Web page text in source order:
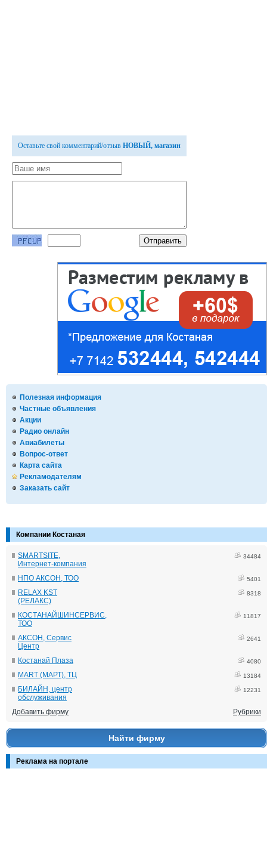
Полезная информация
Частные объявления
Акции
Радио онлайн
Авиабилеты
Вопрос-ответ
Карта сайта
Рекламодателям
Заказать сайт
Компании Костаная
SMARTSITE,
Интернет-компания
34484
НПО АКСОН, ТОО 5401
RELAX KST
(РЕЛАКС)
8318
КОСТАНАЙШИНСЕРВИС,
ТОО
11817
АКСОН, Сервис
Центр
2641
Костанай Плаза 4080
MART (МАРТ), ТЦ 13184
БИЛАЙН, центр
обслуживания
12231
Добавить фирму Рубрики
Найти фирму
Реклама на портале
Оставьте свой комментарий/отзыв НОВЫЙ, магазин